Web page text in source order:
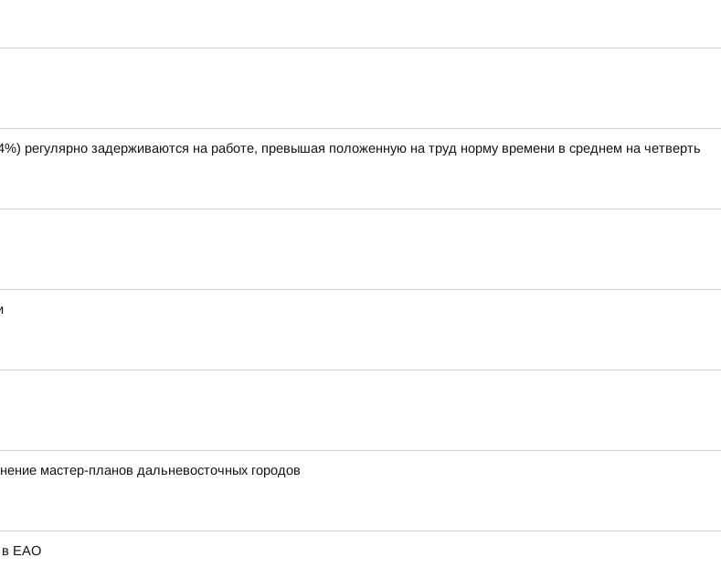
регулярно задерживаются на работе, превышая положенную на труд норму времени в среднем на четверть
мастер-планов дальневосточных городов
в ЕАО